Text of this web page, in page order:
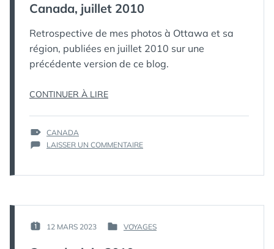
МЁРТВЫЙ
Canada, juillet 2010
Retrospective de mes photos à Ottawa et sa
région, publiées en juillet 2010 sur une
précédente version de ce blog.
CONTINUER À LIRE« CANADA,
ÉTIQUETTES :
CANADA
LAISSER UN COMMENTAIRESUR
2010
PUBLIÉ
12 MARS 2023
PAR :
PUBLIÉ
VOYAGES